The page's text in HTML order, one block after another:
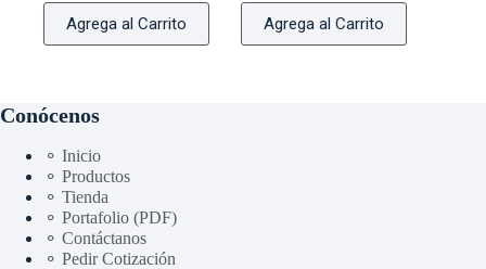
Agrega al Carrito Agrega al Carrito
Conócenos
⚬ Inicio
⚬ Productos
⚬ Tienda
⚬ Portafolio (PDF)
⚬ Contáctanos
⚬ Pedir Cotización